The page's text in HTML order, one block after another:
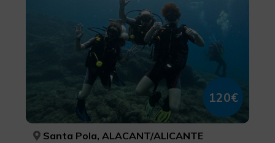
120€
Santa Pola, ALACANT/ALICANTE